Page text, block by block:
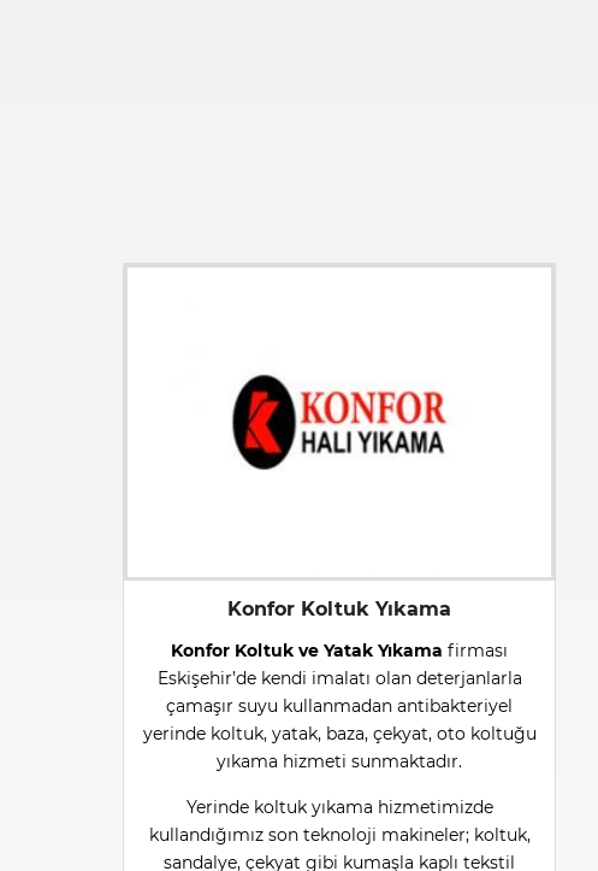
Konfor Koltuk Yıkama
Konfor Koltuk ve Yatak Yıkama firması
Eskişehir’de kendi imalatı olan deterjanlarla
çamaşır suyu kullanmadan antibakteriyel
yerinde koltuk, yatak, baza, çekyat, oto koltuğu
yıkama hizmeti sunmaktadır.
Yerinde koltuk yıkama hizmetimizde
kullandığımız son teknoloji makineler; koltuk,
sandalye, çekyat gibi kumaşla kaplı tekstil